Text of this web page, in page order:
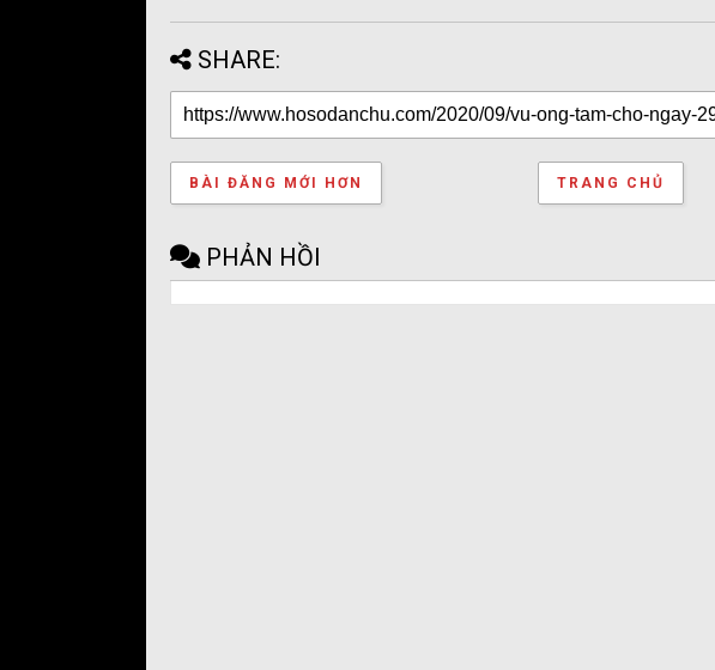
SHARE:
BÀI ĐĂNG MỚI HƠN TRANG CHỦ
PHẢN HỒI